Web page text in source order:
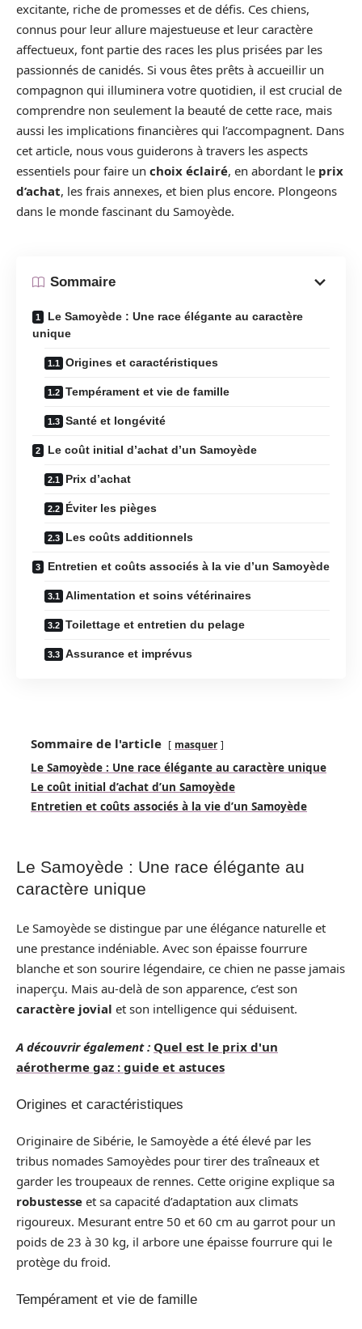
excitante, riche de promesses et de défis. Ces chiens,
connus pour leur allure majestueuse et leur caractère
affectueux, font partie des races les plus prisées par les
passionnés de canidés. Si vous êtes prêts à accueillir un
compagnon qui illuminera votre quotidien, il est crucial de
comprendre non seulement la beauté de cette race, mais
aussi les implications financières qui l’accompagnent. Dans
cet article, nous vous guiderons à travers les aspects
essentiels pour faire un choix éclairé, en abordant le prix
d’achat, les frais annexes, et bien plus encore. Plongeons
dans le monde fascinant du Samoyède.
Sommaire
Le Samoyède : Une race élégante au caractère
unique
Origines et caractéristiques
Tempérament et vie de famille
Santé et longévité
Le coût initial d’achat d’un Samoyède
Prix d’achat
Éviter les pièges
Les coûts additionnels
Entretien et coûts associés à la vie d’un Samoyède
Alimentation et soins vétérinaires
Toilettage et entretien du pelage
Assurance et imprévus
Sommaire de l'article masquer
Le Samoyède : Une race élégante au caractère unique
Le coût initial d’achat d’un Samoyède
Entretien et coûts associés à la vie d’un Samoyède
Le Samoyède : Une race élégante au
caractère unique
Le Samoyède se distingue par une élégance naturelle et
une prestance indéniable. Avec son épaisse fourrure
blanche et son sourire légendaire, ce chien ne passe jamais
inaperçu. Mais au-delà de son apparence, c’est son
caractère jovial et son intelligence qui séduisent.
A découvrir également : Quel est le prix d'un
aérotherme gaz : guide et astuces
Origines et caractéristiques
Originaire de Sibérie, le Samoyède a été élevé par les
tribus nomades Samoyèdes pour tirer des traîneaux et
garder les troupeaux de rennes. Cette origine explique sa
robustesse et sa capacité d’adaptation aux climats
rigoureux. Mesurant entre 50 et 60 cm au garrot pour un
poids de 23 à 30 kg, il arbore une épaisse fourrure qui le
protège du froid.
Tempérament et vie de famille